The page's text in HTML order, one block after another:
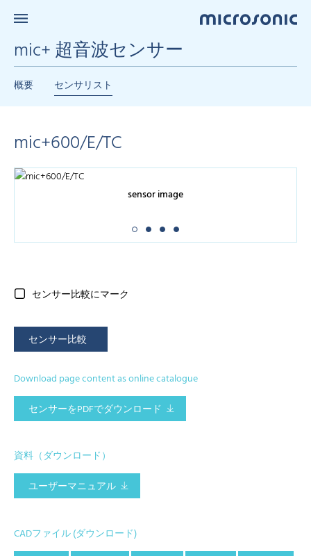
mic+ 超音波センサー
概要 センサリスト
mic+600/E/TC
sensor image
センサー比較にマーク
センサー比較
Download page content as online catalogue
センサーをPDFでダウンロード
資料（ダウンロード）
ユーザーマニュアル
CADファイル (ダウンロード)